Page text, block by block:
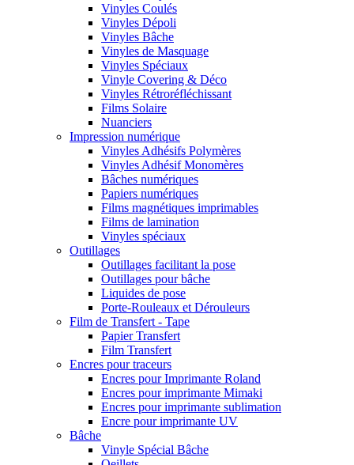
Vinyles Coulés
Vinyles Dépoli
Vinyles Bâche
Vinyles de Masquage
Vinyles Spéciaux
Vinyle Covering & Déco
Vinyles Rétroréfléchissant
Films Solaire
Nuanciers
Impression numérique
Vinyles Adhésifs Polymères
Vinyles Adhésif Monomères
Bâches numériques
Papiers numériques
Films magnétiques imprimables
Films de lamination
Vinyles spéciaux
Outillages
Outillages facilitant la pose
Outillages pour bâche
Liquides de pose
Porte-Rouleaux et Dérouleurs
Film de Transfert - Tape
Papier Transfert
Film Transfert
Encres pour traceurs
Encres pour Imprimante Roland
Encres pour imprimante Mimaki
Encres pour imprimante sublimation
Encre pour imprimante UV
Bâche
Vinyle Spécial Bâche